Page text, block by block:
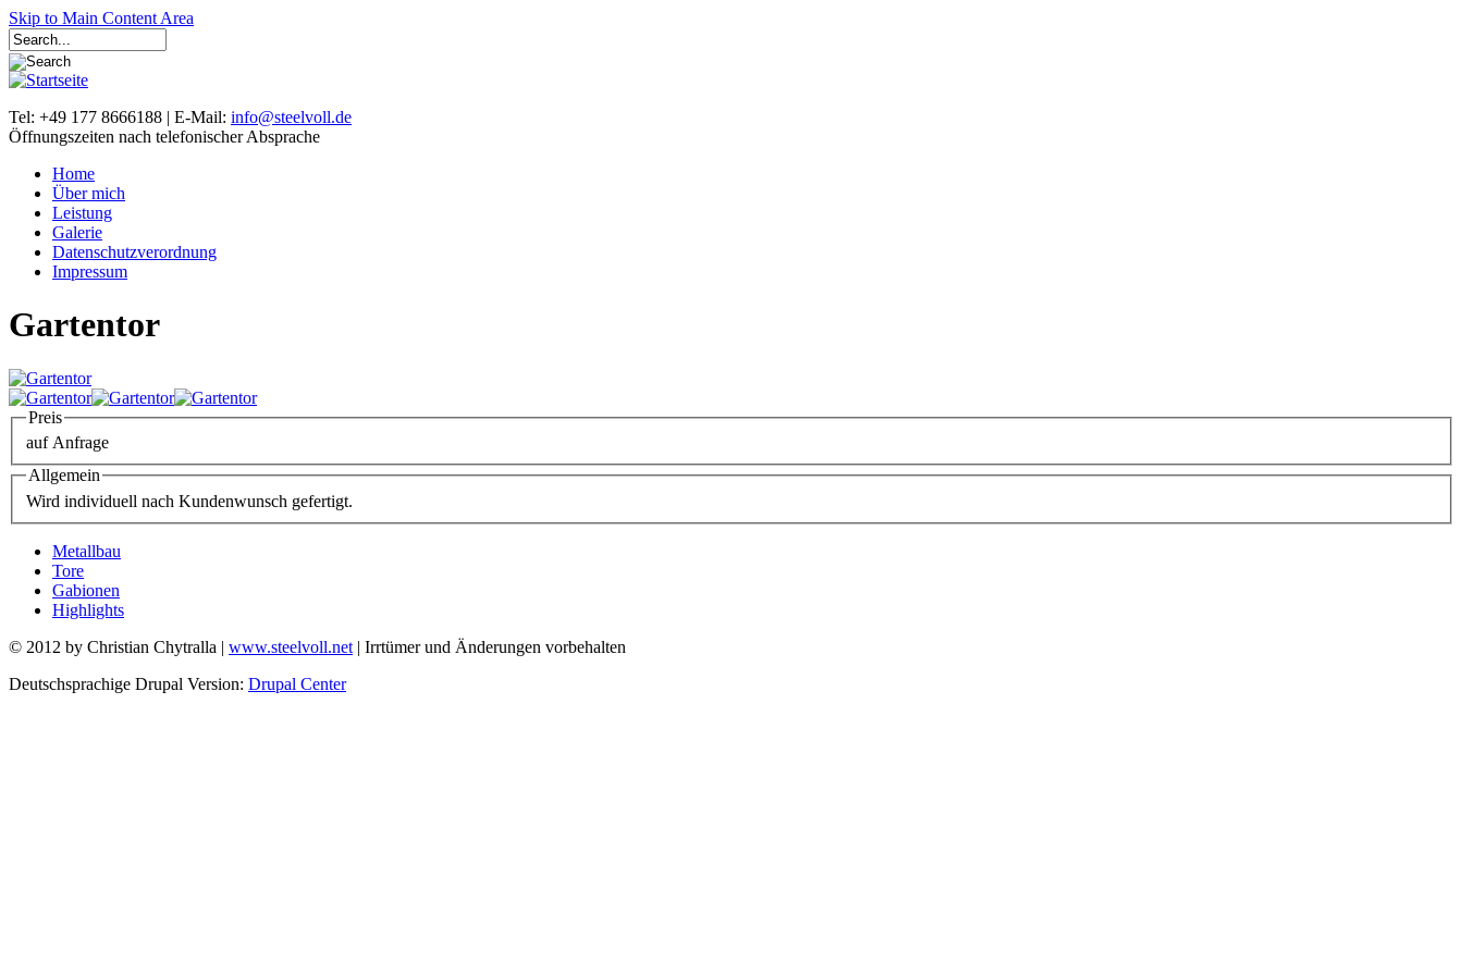
Skip to Main Content Area
Tel: +49 177 8666188 | E-Mail: info@steelvoll.de
Öffnungszeiten nach telefonischer Absprache
Home
Über mich
Leistung
Galerie
Datenschutzverordnung
Impressum
Gartentor
Preis
auf Anfrage
Allgemein
Wird individuell nach Kundenwunsch gefertigt.
Metallbau
Tore
Gabionen
Highlights
© 2012 by Christian Chytralla | www.steelvoll.net | Irrtümer und Änderungen vorbehalten
Deutschsprachige Drupal Version: Drupal Center